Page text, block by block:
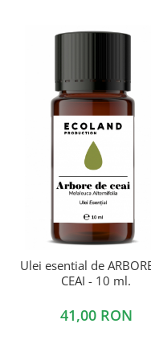
Ulei esential de
CEAI - 10 ml.
41,00 RON